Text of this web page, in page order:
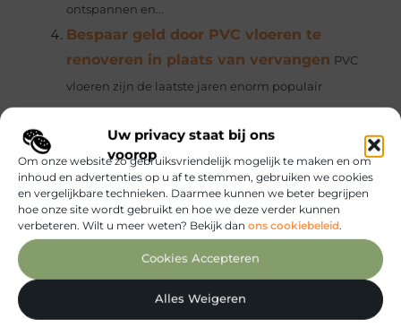
Uw privacy staat bij ons
voorop
Om onze website zo gebruiksvriendelijk mogelijk te maken en om
inhoud en advertenties op u af te stemmen, gebruiken we cookies
en vergelijkbare technieken. Daarmee kunnen we beter begrijpen
hoe onze site wordt gebruikt en hoe we deze verder kunnen
verbeteren. Wilt u meer weten? Bekijk dan ons cookiebeleid.
Cookies Accepteren
Alles Weigeren
ontspannen en...
Bespaar geld door PVC vloeren te
renoveren in plaats van vervangen PVC
vloeren zijn de laatste jaren enorm populair
uitstraling. Ze zijn een geweldige keuze voor zowel
huishoudens als commerciële...
Als ondernemer moet je op de centen
letten! Een klant is pas een klant als deze, na
afname van jouw dienst of product, ook nog betaalt.
En dat is soms nog wel eens...
De beste babyfoon voor de bezorgde
mama Babyfoons zijn perfect voor gemoedsrust